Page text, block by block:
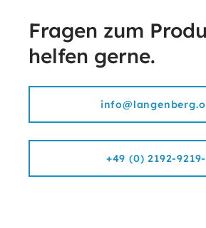
Fragen zum
helfen gerne.
+49 (0) 2192-